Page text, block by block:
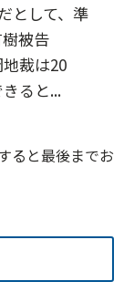
として、準
被告
地裁は20
ると...
ると最後までお